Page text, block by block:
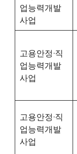
업능력개발
사업
고용안정·직
업능력개발
사업
고용안정·직
업능력개발
사업